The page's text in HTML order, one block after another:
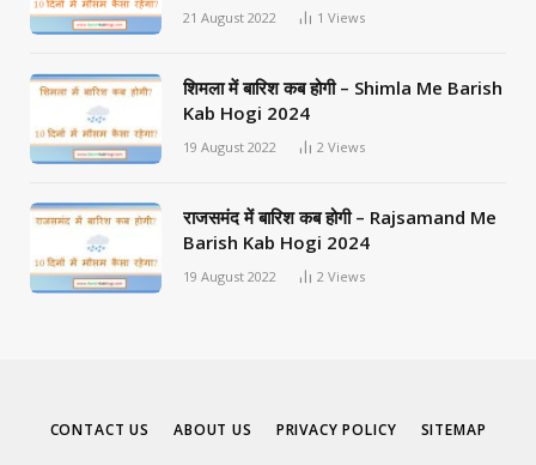
21 August 2022 1 Views
शिमला में बारिश कब होगी – Shimla Me Barish
Kab Hogi 2024
19 August 2022 2 Views
राजसमंद में बारिश कब होगी – Rajsamand Me
Barish Kab Hogi 2024
19 August 2022 2 Views
CONTACT US ABOUT US PRIVACY POLICY SITEMAP